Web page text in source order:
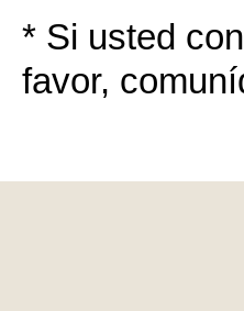
* Si usted
favor,